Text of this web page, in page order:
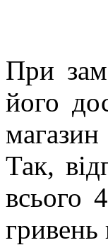
При
його
Так,
всього
гривень